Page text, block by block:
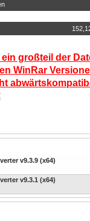
großteil der
WinRar
v9.3.9 (x64)
v9.3.1 (x64)